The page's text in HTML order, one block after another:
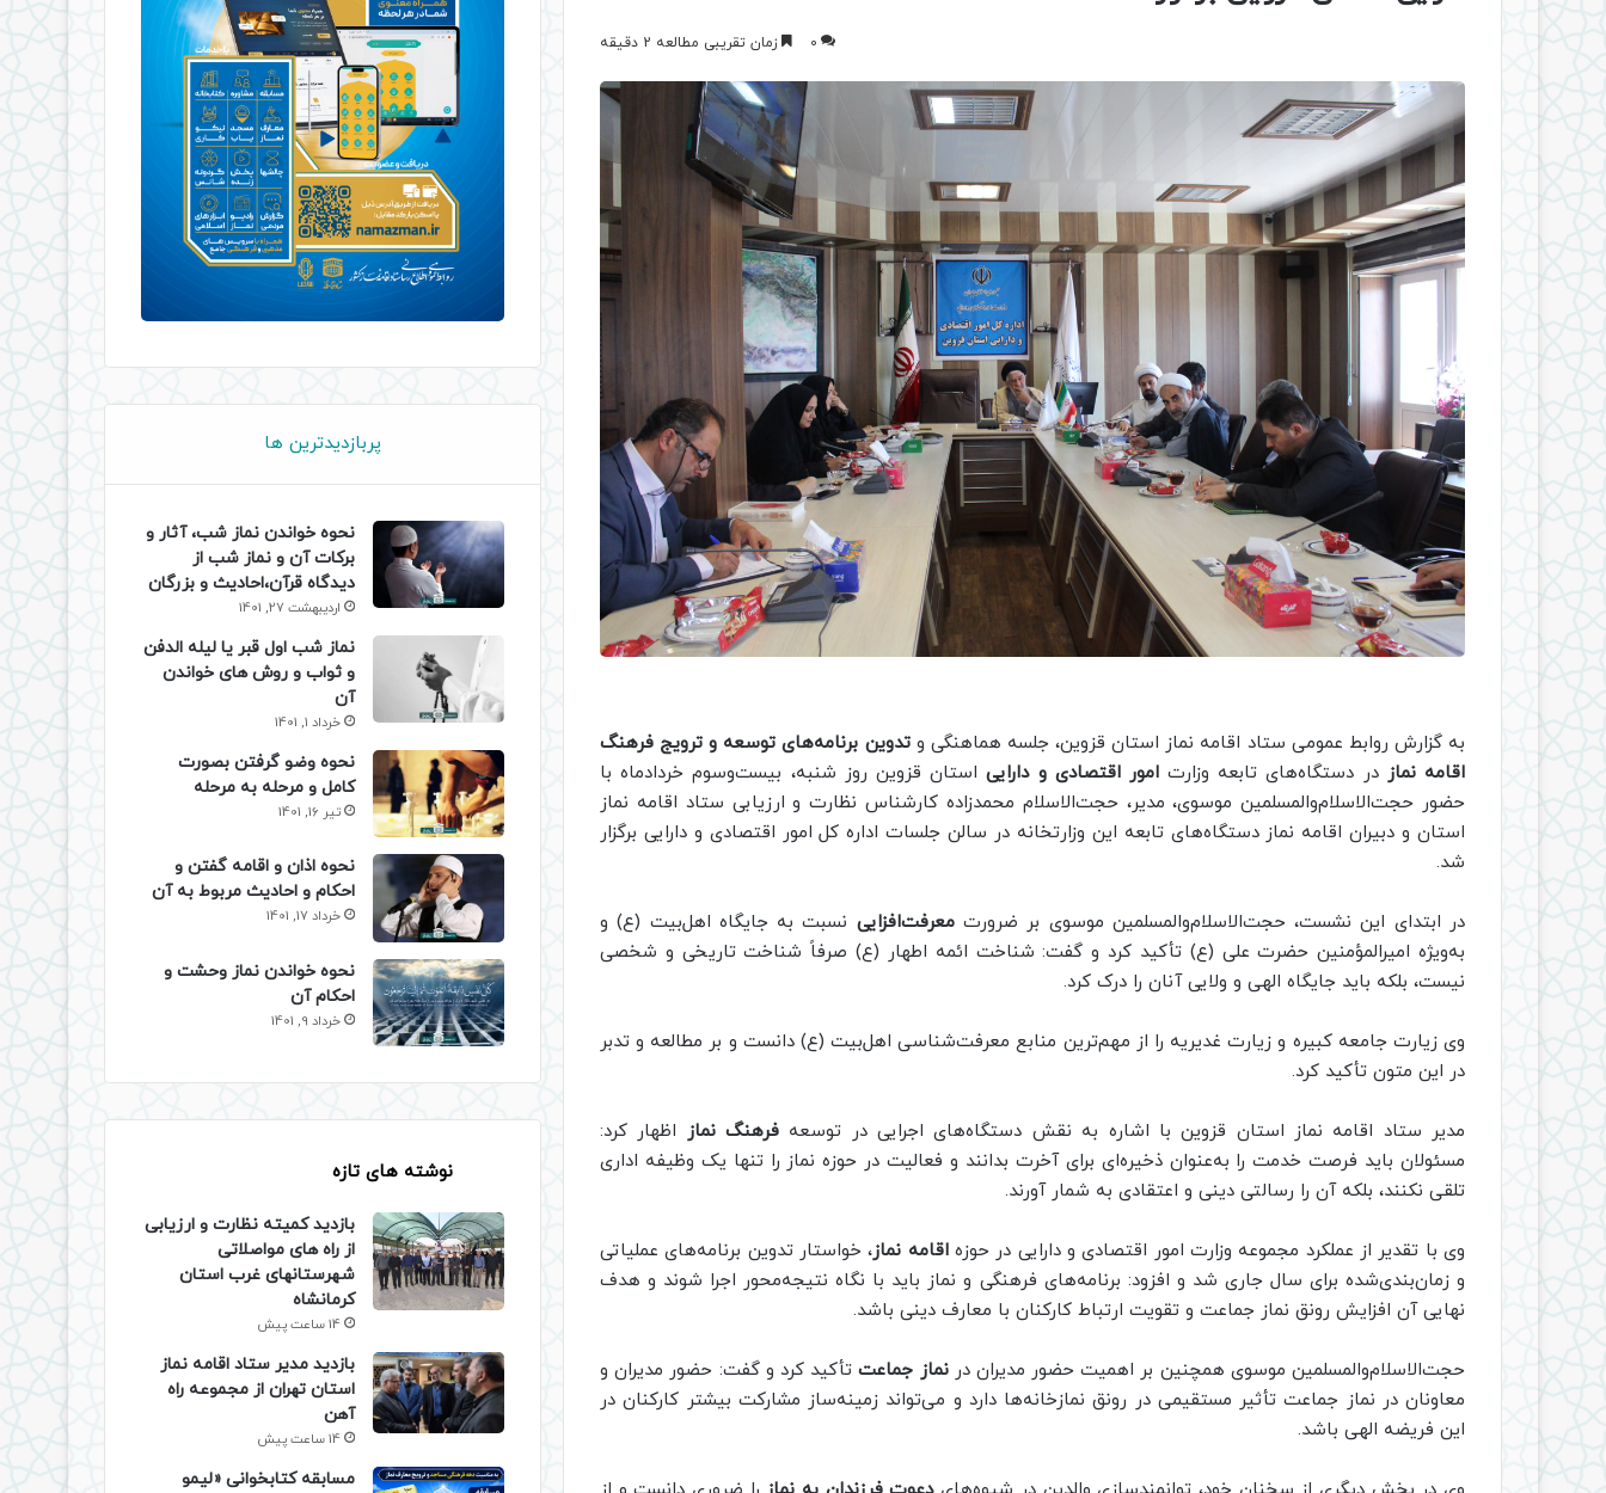
0 زمان تقریبی مطالعه 2 دقیقه
به گزارش روابط عمومی ستاد اقامه نماز استان قزوین، جلسه هماهنگی وتدوین برنامه‌های توسعه و ترویج فرهنگ
اقامه نماز در دستگاه‌های تابعه وزارتامور اقتصادی و داراییاستان قزوین روز شنبه، بیست‌و‌سوم خردادماه با
حضور حجت‌الاسلام‌والمسلمین موسوی، مدیر، حجت‌الاسلام محمدزاده کارشناس نظارت و ارزیابی ستاد اقامه نماز
استان و دبیران اقامه نماز دستگاه‌های تابعه این وزارتخانه در سالن جلسات اداره کل امور اقتصادی و دارایی برگزار
شد.
در ابتدای این نشست، حجت‌الاسلام‌والمسلمین موسوی بر ضرورتمعرفت‌افزایی نسبت به جایگاه اهل‌بیت (ع) و
به‌ویژه امیرالمؤمنین حضرت علی (ع) تأکید کرد و گفت: شناخت ائمه اطهار (ع) صرفاً شناخت تاریخی و شخصی
نیست، بلکه باید جایگاه الهی و ولایی آنان را درک کرد.
وی زیارت جامعه کبیره و زیارت غدیریه را از مهم‌ترین منابع معرفت‌شناسی اهل‌بیت (ع) دانست و بر مطالعه و تدبر
در این متون تأکید کرد.
مدیر ستاد اقامه نماز استان قزوین با اشاره به نقش دستگاه‌های اجرایی در توسعه فرهنگ نماز اظهار کرد:
مسئولان باید فرصت خدمت را به‌عنوان ذخیره‌ای برای آخرت بدانند و فعالیت در حوزه نماز را تنها یک وظیفه اداری
تلقی نکنند، بلکه آن را رسالتی دینی و اعتقادی به شمار آورند.
وی با تقدیر از عملکرد مجموعه وزارت امور اقتصادی و دارایی در حوزهاقامه نماز، خواستار تدوین برنامه‌های عملیاتی
و زمان‌بندی‌شده برای سال جاری شد و افزود: برنامه‌های فرهنگی و نماز باید با نگاه نتیجه‌محور اجرا شوند و هدف
نهایی آن افزایش رونق نماز جماعت و تقویت ارتباط کارکنان با معارف دینی باشد.
حجت‌الاسلام‌والمسلمین موسوی همچنین بر اهمیت حضور مدیران درنماز جماعتتأکید کرد و گفت: حضور مدیران و
معاونان در نماز جماعت تأثیر مستقیمی در رونق نمازخانه‌ها دارد و می‌تواند زمینه‌ساز مشارکت بیشتر کارکنان در
این فریضه الهی باشد.
پربازدیدترین ها
نحوه خواندن نماز شب، آثار و
برکات آن و نماز شب از
دیدگاه قرآن،احادیث و بزرگان
اردیبهشت 27, 1401
نماز شب اول قبر یا لیله الدفن
و ثواب و روش های خواندن
آن
خرداد 1, 1401
نحوه وضو گرفتن بصورت
کامل و مرحله به مرحله
تیر 16, 1401
نحوه اذان و اقامه گفتن و
احکام و احادیث مربوط به آن
خرداد 17, 1401
نحوه خواندن نماز وحشت و
احکام آن
خرداد 9, 1401
نوشته های تازه
بازدید کمیته نظارت و ارزیابی
از راه های مواصلاتی
شهرستانهای غرب استان
کرمانشاه
14 ساعت پیش
بازدید مدیر ستاد اقامه نماز
استان تهران از مجموعه راه
آهن
14 ساعت پیش
مسابقه کتابخوانی «لیمو